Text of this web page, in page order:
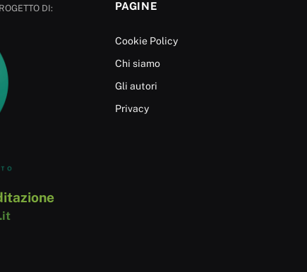
DI: PAGINE
Cookie Policy
Chi siamo
Gli autori
Privacy